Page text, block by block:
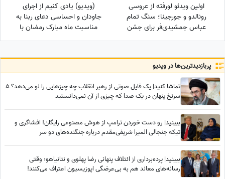
اولین ویدئو لورفته از عروسی
رونالدو و جورجینا؛ سنگ تمام
عباس جمشیدی‌فر برای جشن
نوستالژیک ستاره فوتبال!
(ویدیو) یادی کنیم از اجرای
جاودان و احساسی دعای ربنا به
مناسبت ماه مبارک رمضان با
صدای خسرو آواز ایران استاد
پربازدید‌ترین‌ها در ویدیو
تماشا کنید| یک فایل صوتی از رهبر انقلاب چه چیزهایی را لو می‌دهد؟ 5
سرنخ پنهان در یک صدا که چیزی از آن نمی‌دانستید
ببینید| رو دست خوردن ترامپ از هوش مصنوعی رایگان! افشاگری و
تیکه جنجالی المیرا شریفی‌مقدم درباره جنگنده‌های دو سر
ببینید| پرده‌برداری از ائتلاف پنهانی رضا پهلوی و نتانیاهو؛ وقتی
رسانه‌های معاند هم به بی‌عرضگی اپوزیسیون اعتراف می‌کنند!